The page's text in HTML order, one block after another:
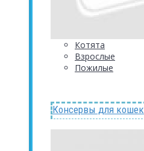
Котята
Взрослые
Пожилые
Консервы для кошек